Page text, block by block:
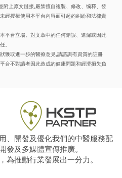
附上原文鏈接,嚴禁擅自複製、修改、编釋、發
經授權使用本平台內容而引起的糾紛和法律責
平台立場。對文章中的任何錯誤、遺漏或因此
。
獲取進一步的醫療意見,請諮詢有資質的註冊
台不對讀者因此造成的健康問題和經濟損失負
、開發及優化我們的中醫服務配
發及多媒體宣傳推廣。
為推動行業發展出一分力。